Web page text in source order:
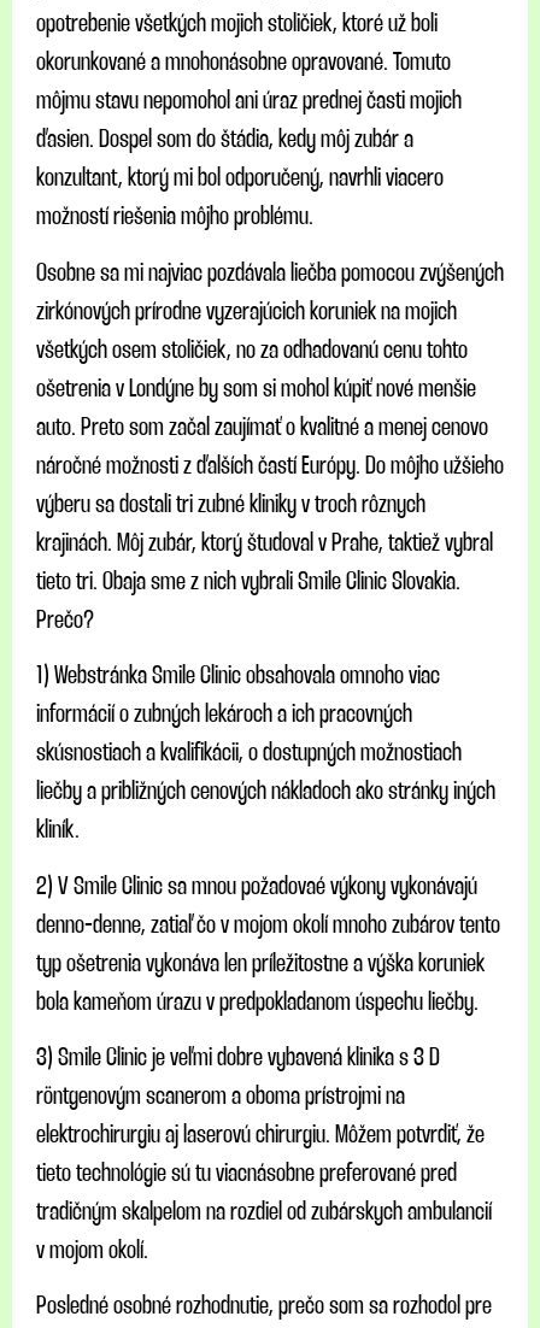
opotrebenie všetkých mojich stoličiek, ktoré už boli
okorunkované a mnohonásobne opravované. Tomuto
môjmu stavu nepomohol ani úraz prednej časti mojich
ďasien. Dospel som do štádia, kedy môj zubár a
konzultant, ktorý mi bol odporučený, navrhli viacero
možností riešenia môjho problému.
Osobne sa mi najviac pozdávala liečba pomocou zvýšených
zirkónových prírodne vyzerajúcich koruniek na mojich
všetkých osem stoličiek, no za odhadovanú cenu tohto
ošetrenia v Londýne by som si mohol kúpiť nové menšie
auto. Preto som začal zaujímať o kvalitné a menej cenovo
náročné možnosti z ďalších častí Európy. Do môjho užšieho
výberu sa dostali tri zubné kliniky v troch rôznych
krajinách. Môj zubár, ktorý študoval v Prahe, taktiež vybral
tieto tri. Obaja sme z nich vybrali Smile Clinic Slovakia.
Prečo?
1) Webstránka Smile Clinic obsahovala omnoho viac
informácií o zubných lekároch a ich pracovných
skúsnostiach a kvalifikácii, o dostupných možnostiach
liečby a približných cenových nákladoch ako stránky iných
kliník.
2) V Smile Clinic sa mnou požadovaé výkony vykonávajú
denno-denne, zatiaľ čo v mojom okolí mnoho zubárov tento
typ ošetrenia vykonáva len príležitostne a výška koruniek
bola kameňom úrazu v predpokladanom úspechu liečby.
3) Smile Clinic je veľmi dobre vybavená klinika s 3 D
röntgenovým scanerom a oboma prístrojmi na
elektrochirurgiu aj laserovú chirurgiu. Môžem potvrdiť, že
tieto technológie sú tu viacnásobne preferované pred
tradičným skalpelom na rozdiel od zubárskych ambulancií
v mojom okolí.
Posledné osobné rozhodnutie, prečo som sa rozhodol pre